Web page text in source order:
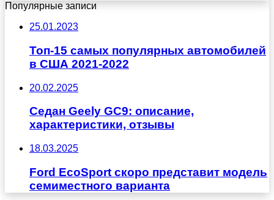
Популярные записи
25.01.2023
Топ-15 самых популярных автомобилей
в США 2021-2022
20.02.2025
Седан Geely GC9: описание,
характеристики, отзывы
18.03.2025
Ford EcoSport скоро представит модель
семиместного варианта